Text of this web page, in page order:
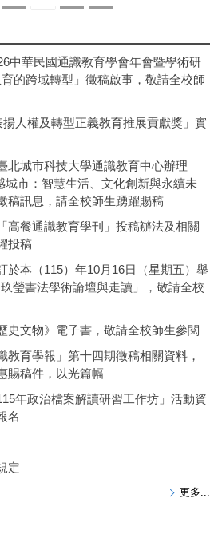
中華民國通識教育學會年會暨學術研
的跨域轉型」徵稿啟事，敬請全校師
人權及轉型正義教育推展貢獻獎」實
北城市科技大學通識教育中心辦理
城市：智慧生活、文化創新與永續未
稿訊息，請全校師生踴躍賜稿
高餐通識教育學刊」投稿辦法及相關
投稿
於本（115）年10月16日（星期五）舉
瑩書法學術論壇與走讀」，敬請全校
史文物》電子書，敬請全校師生參閱
教育學報」第十四期徵稿相關資料，
賜稿件，以光篇幅
年政治檔案解讀研習工作坊」活動資
名
定
更多...